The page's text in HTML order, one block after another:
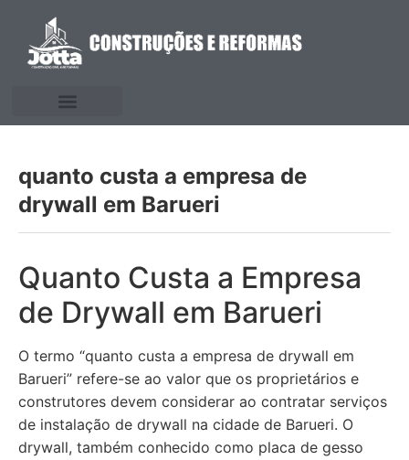
quanto custa a empresa de
drywall em Barueri
Quanto Custa a Empresa
de Drywall em Barueri
O termo “quanto custa a empresa de drywall em
Barueri” refere-se ao valor que os proprietários e
construtores devem considerar ao contratar serviços
de instalação de drywall na cidade de Barueri. O
drywall, também conhecido como placa de gesso